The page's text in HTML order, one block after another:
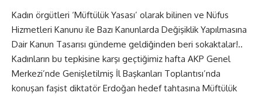
Kadın örgütleri ‘Müftülük Yasası’ olarak bilinen ve Nüfus
Hizmetleri Kanunu ile Bazı Kanunlarda Değişiklik Yapılmasına
Dair Kanun Tasarısı gündeme geldiğinden beri sokaktalar!..
Kadınların bu tepkisine karşı geçtiğimiz hafta AKP Genel
Merkezi’nde Genişletilmiş İl Başkanları Toplantısı’nda
konuşan faşist diktatör Erdoğan hedef tahtasına Müftülük